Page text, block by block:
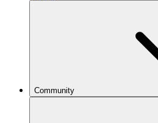
Community